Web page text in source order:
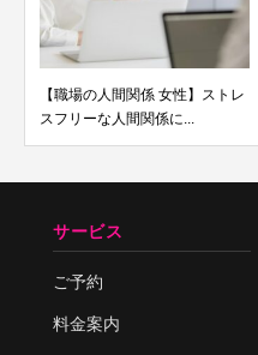
【職場の人間関係 女性】ストレ
スフリーな人間関係に...
サービス
ご予約
料金案内